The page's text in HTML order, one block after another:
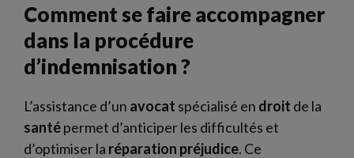
Comment se faire accompagner
dans la procédure
d’indemnisation ?
L’assistance d’un avocat spécialisé en droit de la
santépermet d’anticiper les difficultés et
d’optimiser la réparation préjudice. Ce